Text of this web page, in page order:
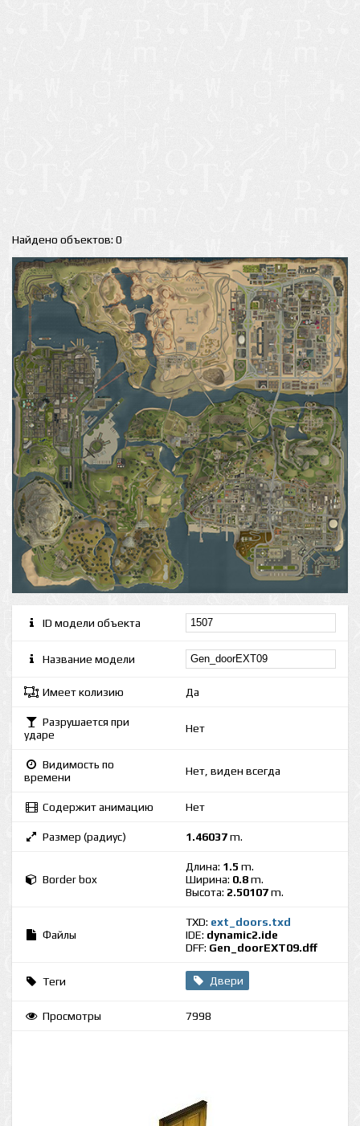
Найдено объектов: 0
ID модели объекта
Название модели
Имеет колизию Да
Разрушается при
ударе
Нет
Видимость по
времени
Нет, виден всегда
Содержит анимацию Нет
Размер (радиус) 1.46037m.
Border box
Длина: 1.5 m.
Ширина: 0.8m.
Высота: 2.50107m.
Файлы
TXD: ext_doors.txd
IDE: dynamic2.ide
DFF: Gen_doorEXT09.dff
Теги Двери
Просмотры 7998